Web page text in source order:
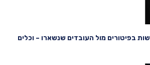
בפיטורים מול העובדים שנשארו – וכלים